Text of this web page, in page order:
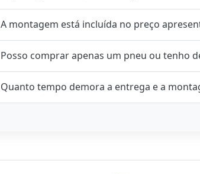
A montagem está incluída no preço
Posso comprar apenas um pneu ou tenho
Quanto tempo demora a entrega e a